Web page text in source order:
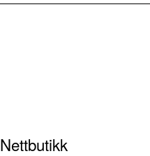
Nettbutikk